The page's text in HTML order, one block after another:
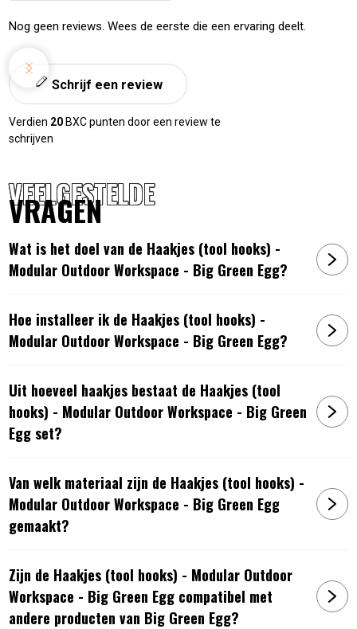
Nog geen reviews. Wees de eerste die een ervaring deelt.
Schrijf een review
Verdien 20 BXC punten door een review te
schrijven
VEELGESTELDE
VRAGEN
Wat is het doel van de Haakjes (tool hooks) -
Modular Outdoor Workspace - Big Green Egg?
Hoe installeer ik de Haakjes (tool hooks) -
Modular Outdoor Workspace - Big Green Egg?
Uit hoeveel haakjes bestaat de Haakjes (tool
hooks) - Modular Outdoor Workspace - Big Green
Egg set?
Van welk materiaal zijn de Haakjes (tool hooks) -
Modular Outdoor Workspace - Big Green Egg
gemaakt?
Zijn de Haakjes (tool hooks) - Modular Outdoor
Workspace - Big Green Egg compatibel met
andere producten van Big Green Egg?